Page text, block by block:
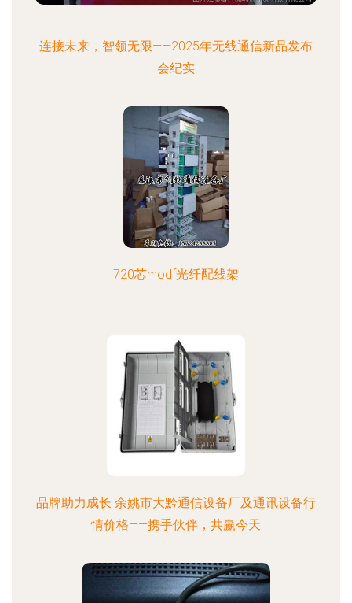
连接未来，智领无限——2025年无线通信新品发布
会纪实
720芯modf光纤配线架
品牌助力成长 余姚市大黔通信设备厂及通讯设备行
情价格——携手伙伴，共赢今天